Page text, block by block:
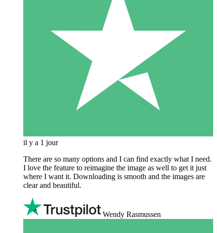
il y a 1 jour
There are so many options and I can find exactly what I need.
I love the feature to reimagine the image as well to get it just
where I want it. Downloading is smooth and the images are
clear and beautiful.
Wendy Rasmussen